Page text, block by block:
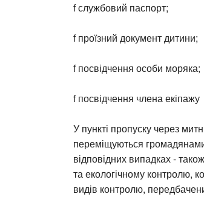
f службовий паспорт;
f проїзний документ дитини;
f посвідчення особи моряка;
f посвідчення члена екіпажу
У пункті пропуску через
переміщуються
відповідних випадках -
та екологічному контролю,
видів контролю,